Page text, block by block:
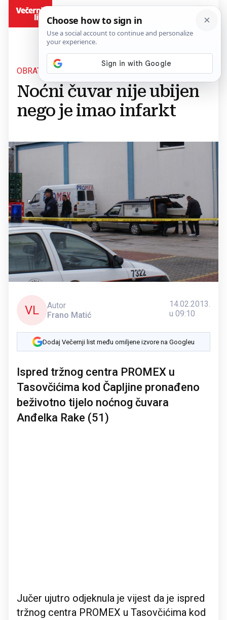
OBRAT
Noćni čuvar nije ubijen
nego je imao infarkt
VL
Autor
Frano Matić
14.02.2013.
u 09:10
Dodaj Večernji list među omiljene izvore na Googleu
Ispred tržnog centra PROMEX u
Tasovčićima kod Čapljine pronađeno
beživotno tijelo noćnog čuvara
Anđelka Rake (51)
Jučer ujutro odjeknula je vijest da je ispred
tržnog centra PROMEX u Tasovčićima kod